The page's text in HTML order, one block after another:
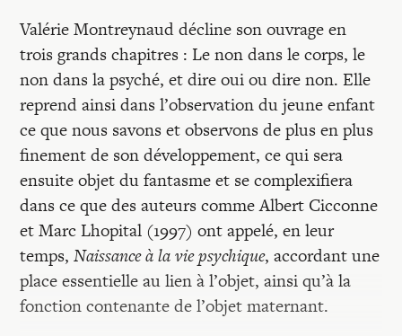
Valérie Montreynaud décline son ouvrage en
trois grands chapitres : Le non dans le corps, le
non dans la psyché, et dire oui ou dire non. Elle
reprend ainsi dans l’observation du jeune enfant
ce que nous savons et observons de plus en plus
finement de son développement, ce qui sera
ensuite objet du fantasme et se complexifiera
dans ce que des auteurs comme Albert Cicconne
et Marc Lhopital (1997) ont appelé, en leur
temps,Naissance à la vie psychique, accordant une
place essentielle au lien à l’objet, ainsi qu’à la
fonction contenante de l’objet maternant.